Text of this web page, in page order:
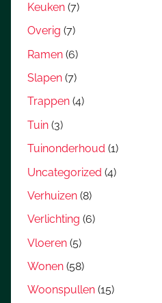
Keuken (7)
Overig (7)
Ramen (6)
Slapen (7)
Trappen (4)
Tuin (3)
Tuinonderhoud (1)
Uncategorized (4)
Verhuizen (8)
Verlichting (6)
Vloeren (5)
Wonen (58)
Woonspullen (15)